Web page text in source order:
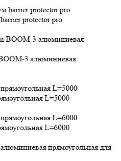
protector pro
3 алюминиевая
L=5000
L=6000